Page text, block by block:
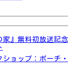
家』無料初放送記
ショップ：ポーチ